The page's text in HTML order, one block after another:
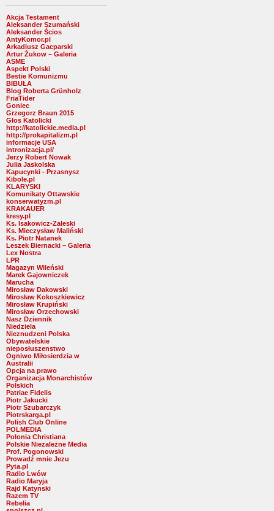
Akcja Testament
Aleksander Szumański
Aleksander Ścios
AntyKomor.pl
Arkadiusz Gacparski
Artur Żukow – Galeria
ASME
Aspekt Polski
Bestie Komunizmu
BIBUŁA
Blog Roberta Grünholz
FriaTider
Goniec
Grzegorz Braun 2015
Głos Katolicki
http://katolickie.media.pl
http://prokapitalizm.pl
informacje USA
intronizacja.pl/
Jerzy Robert Nowak
Julia Jaskolska
Kapucynki - Przasnysz
Kibole.pl
KLARYSKI
Komunikaty Ottawskie
konserwatyzm.pl
KRAKAUER
kresy.pl
Ks. Isakowicz-Zaleski
Ks. Mieczysław Maliński
Ks. Piotr Natanek
Leszek Biernacki – Galeria
Lex Nostra
LPR
Magazyn Wileński
Marek Gajowniczek
Marucha
Mirosław Dakowski
Mirosław Kokoszkiewicz
Mirosław Krupiński
Mirosław Orzechowski
Nasz Dziennik
Niedziela
Nieznudzeni Polska
Obywatelskie
nieposłuszenstwo
Ogniwo Miłosierdzia w
Australii
Opcja na prawo
Organizacja Monarchistów
Polskich
Patriae Fidelis
Piotr Jakucki
Piotr Szubarczyk
Piotrskarga.pl
Polish Club Online
POLMEDIA
Polonia Christiana
Polskie Niezależne Media
Prof. Pogonowski
Prowadź mnie Jezu
Pyta.pl
Radio Lwów
Radio Maryja
Rajd Katynski
Razem TV
Rebelia